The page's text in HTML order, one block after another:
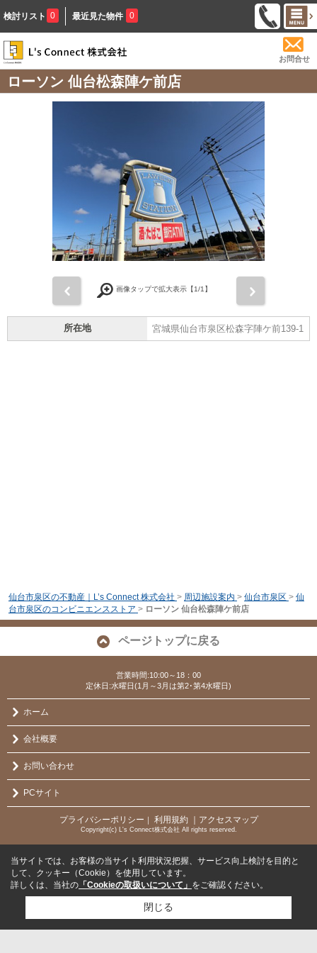
検討リスト 0 最近見た物件 0
お問合せ
ローソン 仙台松森陣ケ前店
画像タップで拡大表示【1/1】
所在地 宮城県仙台市泉区松森字陣ケ前139-1
仙台市泉区の不動産｜L’s Connect 株式会社 > 周辺施設案内 > 仙台市泉区 > 仙
台市泉区のコンビニエンスストア > ローソン 仙台松森陣ケ前店
ページトップに戻る
営業時間:10:00～18：00
定休日:水曜日(1月～3月は第2･第4水曜日)
ホーム
会社概要
お問い合わせ
PCサイト
プライバシーポリシー ｜ 利用規約 ｜アクセスマップ
Copyright(c) L's Connect株式会社 All rights reserved.
当サイトでは、お客様の当サイト利用状況把握、サービス向上検討を目的と
して、クッキー（Cookie）を使用しています。
詳しくは、当社の 「Cookieの取扱いについて」 をご確認ください。
閉じる